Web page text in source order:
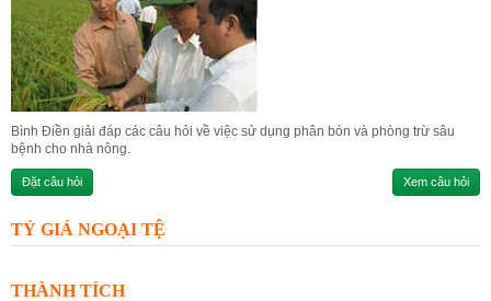
Bình Điền giải đáp các câu hỏi về việc sử dụng phân bón và phòng trừ sâu
bệnh cho nhà nông.
Đặt câu hỏi Xem câu hỏi
TỶ GIÁ NGOẠI TỆ
THÀNH TÍCH